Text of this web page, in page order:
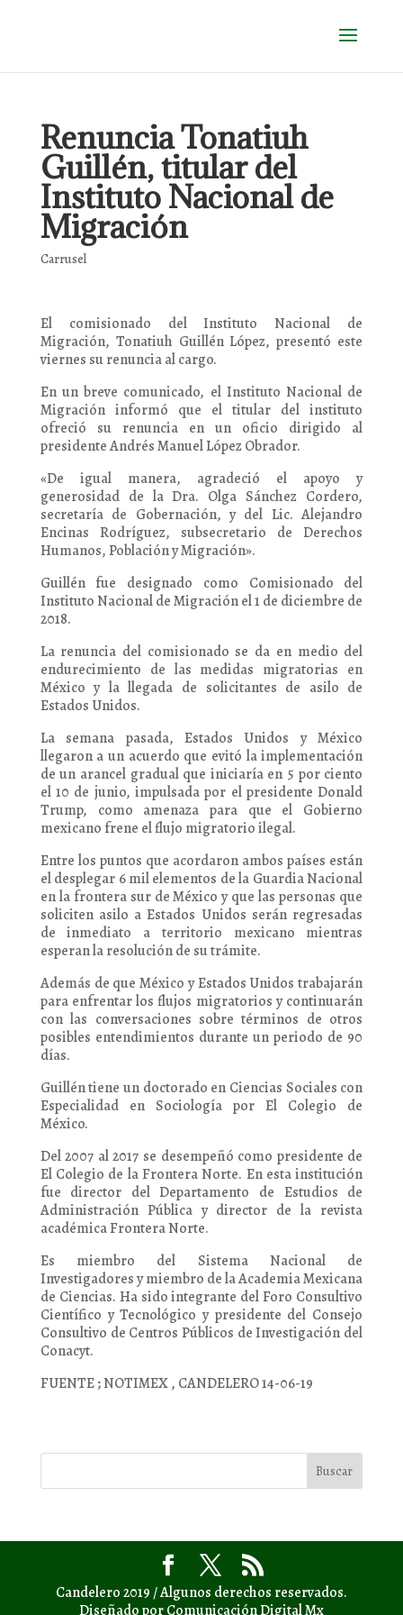
Renuncia Tonatiuh
Guillén, titular del
Instituto Nacional de
Migración
Carrusel
El comisionado del Instituto Nacional de
Migración, Tonatiuh Guillén López, presentó este
viernes su renuncia al cargo.
En un breve comunicado, el Instituto Nacional de
Migración informó que el titular del instituto
ofreció su renuncia en un oficio dirigido al
presidente Andrés Manuel López Obrador.
«De igual manera, agradeció el apoyo y
generosidad de la Dra. Olga Sánchez Cordero,
secretaría de Gobernación, y del Lic. Alejandro
Encinas Rodríguez, subsecretario de Derechos
Humanos, Población y Migración».
Guillén fue designado como Comisionado del
Instituto Nacional de Migración el 1 de diciembre de
2018.
La renuncia del comisionado se da en medio del
endurecimiento de las medidas migratorias en
México y la llegada de solicitantes de asilo de
Estados Unidos.
La semana pasada, Estados Unidos y México
llegaron a un acuerdo que evitó la implementación
de un arancel gradual que iniciaría en 5 por ciento
el 10 de junio, impulsada por el presidente Donald
Trump, como amenaza para que el Gobierno
mexicano frene el flujo migratorio ilegal.
Entre los puntos que acordaron ambos países están
el desplegar 6 mil elementos de la Guardia Nacional
en la frontera sur de México y que las personas que
soliciten asilo a Estados Unidos serán regresadas
de inmediato a territorio mexicano mientras
esperan la resolución de su trámite.
Además de que México y Estados Unidos trabajarán
para enfrentar los flujos migratorios y continuarán
con las conversaciones sobre términos de otros
posibles entendimientos durante un periodo de 90
días.
Guillén tiene un doctorado en Ciencias Sociales con
Especialidad en Sociología por El Colegio de
México.
Del 2007 al 2017 se desempeñó como presidente de
El Colegio de la Frontera Norte. En esta institución
fue director del Departamento de Estudios de
Administración Pública y director de la revista
académica Frontera Norte.
Es miembro del Sistema Nacional de
Investigadores y miembro de la Academia Mexicana
de Ciencias. Ha sido integrante del Foro Consultivo
Científico y Tecnológico y presidente del Consejo
Consultivo de Centros Públicos de Investigación del
Conacyt.
FUENTE ; NOTIMEX , CANDELERO 14-06-19
Candelero 2019 / Algunos derechos reservados.
Diseñado por Comunicación Digital Mx